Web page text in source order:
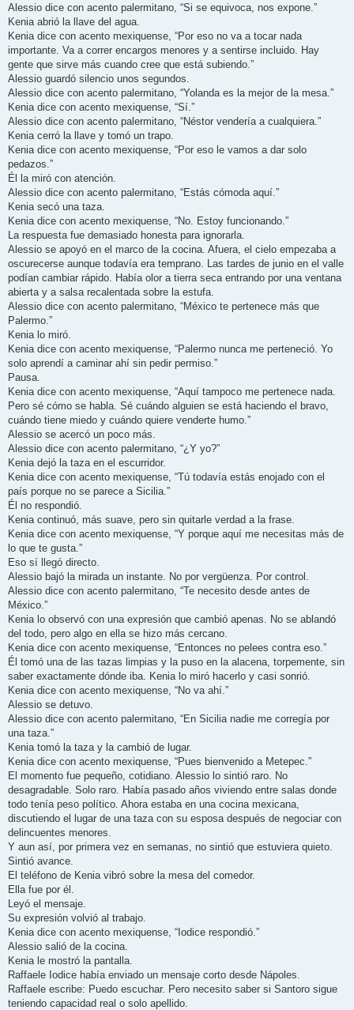
Alessio dice con acento palermitano, “Si se equivoca, nos expone.”
Kenia abrió la llave del agua.
Kenia dice con acento mexiquense, “Por eso no va a tocar nada
importante. Va a correr encargos menores y a sentirse incluido. Hay
gente que sirve más cuando cree que está subiendo.”
Alessio guardó silencio unos segundos.
Alessio dice con acento palermitano, “Yolanda es la mejor de la mesa.”
Kenia dice con acento mexiquense, “Sí.”
Alessio dice con acento palermitano, “Néstor vendería a cualquiera.”
Kenia cerró la llave y tomó un trapo.
Kenia dice con acento mexiquense, “Por eso le vamos a dar solo
pedazos.”
Él la miró con atención.
Alessio dice con acento palermitano, “Estás cómoda aquí.”
Kenia secó una taza.
Kenia dice con acento mexiquense, “No. Estoy funcionando.”
La respuesta fue demasiado honesta para ignorarla.
Alessio se apoyó en el marco de la cocina. Afuera, el cielo empezaba a
oscurecerse aunque todavía era temprano. Las tardes de junio en el valle
podían cambiar rápido. Había olor a tierra seca entrando por una ventana
abierta y a salsa recalentada sobre la estufa.
Alessio dice con acento palermitano, “México te pertenece más que
Palermo.”
Kenia lo miró.
Kenia dice con acento mexiquense, “Palermo nunca me perteneció. Yo
solo aprendí a caminar ahí sin pedir permiso.”
Pausa.
Kenia dice con acento mexiquense, “Aquí tampoco me pertenece nada.
Pero sé cómo se habla. Sé cuándo alguien se está haciendo el bravo,
cuándo tiene miedo y cuándo quiere venderte humo.”
Alessio se acercó un poco más.
Alessio dice con acento palermitano, “¿Y yo?”
Kenia dejó la taza en el escurridor.
Kenia dice con acento mexiquense, “Tú todavía estás enojado con el
país porque no se parece a Sicilia.”
Él no respondió.
Kenia continuó, más suave, pero sin quitarle verdad a la frase.
Kenia dice con acento mexiquense, “Y porque aquí me necesitas más de
lo que te gusta.”
Eso sí llegó directo.
Alessio bajó la mirada un instante. No por vergüenza. Por control.
Alessio dice con acento palermitano, “Te necesito desde antes de
México.”
Kenia lo observó con una expresión que cambió apenas. No se ablandó
del todo, pero algo en ella se hizo más cercano.
Kenia dice con acento mexiquense, “Entonces no pelees contra eso.”
Él tomó una de las tazas limpias y la puso en la alacena, torpemente, sin
saber exactamente dónde iba. Kenia lo miró hacerlo y casi sonrió.
Kenia dice con acento mexiquense, “No va ahí.”
Alessio se detuvo.
Alessio dice con acento palermitano, “En Sicilia nadie me corregía por
una taza.”
Kenia tomó la taza y la cambió de lugar.
Kenia dice con acento mexiquense, “Pues bienvenido a Metepec.”
El momento fue pequeño, cotidiano. Alessio lo sintió raro. No
desagradable. Solo raro. Había pasado años viviendo entre salas donde
todo tenía peso político. Ahora estaba en una cocina mexicana,
discutiendo el lugar de una taza con su esposa después de negociar con
delincuentes menores.
Y aun así, por primera vez en semanas, no sintió que estuviera quieto.
Sintió avance.
El teléfono de Kenia vibró sobre la mesa del comedor.
Ella fue por él.
Leyó el mensaje.
Su expresión volvió al trabajo.
Kenia dice con acento mexiquense, “Iodice respondió.”
Alessio salió de la cocina.
Kenia le mostró la pantalla.
Raffaele Iodice había enviado un mensaje corto desde Nápoles.
Raffaele escribe: Puedo escuchar. Pero necesito saber si Santoro sigue
teniendo capacidad real o solo apellido.